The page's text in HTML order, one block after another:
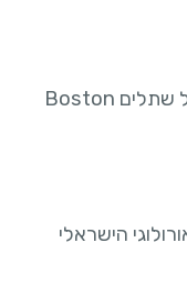
Workshop אורולוגי בינלאומי של שתלים Boston
הישראלי